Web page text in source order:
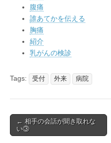
腹痛
誰あてかを伝える
胸痛
紹介
乳がんの検診
Tags: 受付 外来 病院
Post
navigation
← 相手の会話が聞き取れな
い③